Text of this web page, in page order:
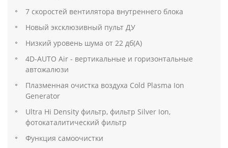
7 скоростей вентилятора внутреннего блока
Новый эксклюзивный пульт ДУ
Низкий уровень шума от 22 дб(А)
4D-AUTO Air - вертикальные и горизонтальные
автожалюзи
Плазменная очистка воздуха Cold Plasma Ion
Generator
Ultra Hi Density фильтр, фильтр Silver Ion,
фотокаталитический фильтр
Функция самоочистки